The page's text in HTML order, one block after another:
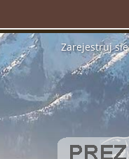
Zarejestruj się